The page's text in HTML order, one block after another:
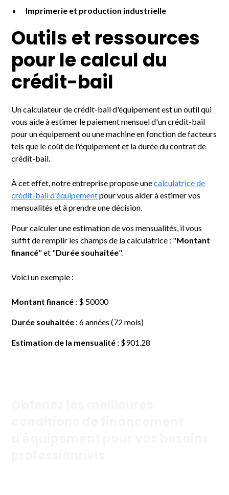
Imprimerie et production industrielle
Outils et ressources
pour le calcul du
crédit-bail
Un calculateur de crédit-bail d'équipement est un outil qui
vous aide à estimer le paiement mensuel d'un crédit-bail
pour un équipement ou une machine en fonction de facteurs
tels que le coût de l'équipement et la durée du contrat de
crédit-bail.
À cet effet, notre entreprise propose unecalculatrice de
crédit-bail d'équipementpour vous aider à estimer vos
mensualités et à prendre une décision.
Pour calculer une estimation de vos mensualités, il vous
suffit de remplir les champs de la calculatrice : "Montant
financé" et "Durée souhaitée".
Voici un exemple :
Montant financé : $ 50000
Durée souhaitée : 6 années (72 mois)
Estimation de la mensualité : $901.28